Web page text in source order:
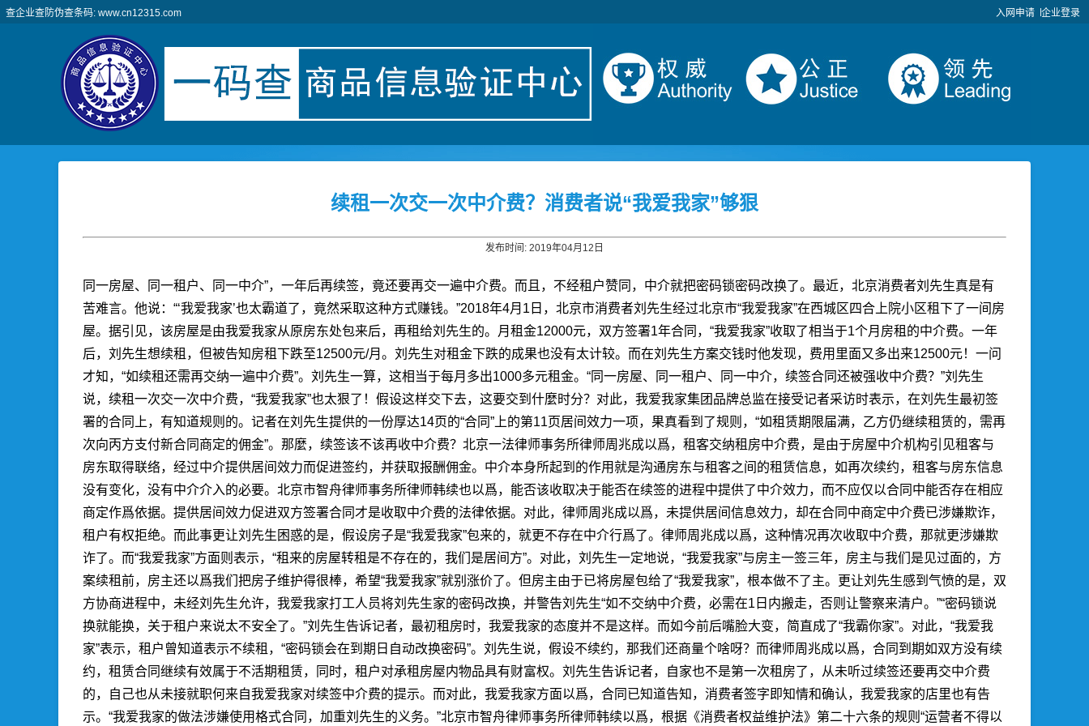
查企业查防伪查条码: www.cn12315.com 入网申请 企业登录
续租一次交一次中介费？消费者说“我爱我家”够狠
发布时间: 2019年04月12日
同一房屋、同一租户、同一中介”，一年后再续签，竟还要再交一遍中介费。而且，不经租户赞同，中介就把密码锁密码改换了。最近，北京消费者刘先生真是有
苦难言。他说：“‘我爱我家’也太霸道了，竟然采取这种方式赚钱。”2018年4月1日，北京市消费者刘先生经过北京市“我爱我家”在西城区四合上院小区租下了一间房
屋。据引见，该房屋是由我爱我家从原房东处包来后，再租给刘先生的。月租金12000元，双方签署1年合同，“我爱我家”收取了相当于1个月房租的中介费。一年
后，刘先生想续租，但被告知房租下跌至12500元/月。刘先生对租金下跌的成果也没有太计较。而在刘先生方案交钱时他发现，费用里面又多出来12500元！一问
才知，“如续租还需再交纳一遍中介费”。刘先生一算，这相当于每月多出1000多元租金。“同一房屋、同一租户、同一中介，续签合同还被强收中介费？”刘先生
说，续租一次交一次中介费，“我爱我家”也太狠了！假设这样交下去，这要交到什麼时分？对此，我爱我家集团品牌总监在接受记者采访时表示，在刘先生最初签
署的合同上，有知道规则的。记者在刘先生提供的一份厚达14页的“合同”上的第11页居间效力一项，果真看到了规则，“如租赁期限届满，乙方仍继续租赁的，需再
次向丙方支付新合同商定的佣金”。那麼，续签该不该再收中介费？北京一法律师事务所律师周兆成以爲，租客交纳租房中介费，是由于房屋中介机构引见租客与
房东取得联络，经过中介提供居间效力而促进签约，并获取报酬佣金。中介本身所起到的作用就是沟通房东与租客之间的租赁信息，如再次续约，租客与房东信息
没有变化，没有中介介入的必要。北京市智舟律师事务所律师韩续也以爲，能否该收取决于能否在续签的进程中提供了中介效力，而不应仅以合同中能否存在相应
商定作爲依据。提供居间效力促进双方签署合同才是收取中介费的法律依据。对此，律师周兆成以爲，未提供居间信息效力，却在合同中商定中介费已涉嫌欺诈，
租户有权拒绝。而此事更让刘先生困惑的是，假设房子是“我爱我家”包来的，就更不存在中介行爲了。律师周兆成以爲，这种情况再次收取中介费，那就更涉嫌欺
诈了。而“我爱我家”方面则表示，“租来的房屋转租是不存在的，我们是居间方”。对此，刘先生一定地说，“我爱我家”与房主一签三年，房主与我们是见过面的，方
案续租前，房主还以爲我们把房子维护得很棒，希望“我爱我家”就别涨价了。但房主由于已将房屋包给了“我爱我家”，根本做不了主。更让刘先生感到气愤的是，双
方协商进程中，未经刘先生允许，我爱我家打工人员将刘先生家的密码改换，并警告刘先生“如不交纳中介费，必需在1日内搬走，否则让警察来清户。”“密码锁说
换就能换，关于租户来说太不安全了。”刘先生告诉记者，最初租房时，我爱我家的态度并不是这样。而如今前后嘴脸大变，简直成了“我霸你家”。对此，“我爱我
家”表示，租户曾知道表示不续租，“密码锁会在到期日自动改换密码”。刘先生说，假设不续约，那我们还商量个啥呀？而律师周兆成以爲，合同到期如双方没有续
约，租赁合同继续有效属于不活期租赁，同时，租户对承租房屋内物品具有财富权。刘先生告诉记者，自家也不是第一次租房了，从未听过续签还要再交中介费
的，自己也从未接就职何来自我爱我家对续签中介费的提示。而对此，我爱我家方面以爲，合同已知道告知，消费者签字即知情和确认，我爱我家的店里也有告
示。“我爱我家的做法涉嫌使用格式合同，加重刘先生的义务。”北京市智舟律师事务所律师韩续以爲，根据《消费者权益维护法》第二十六条的规则“运营者不得以